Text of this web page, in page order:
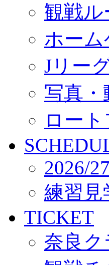
観戦ル
ホー
Jリー
写真
ロー
2026/27
練習
TICKET
奈良ク